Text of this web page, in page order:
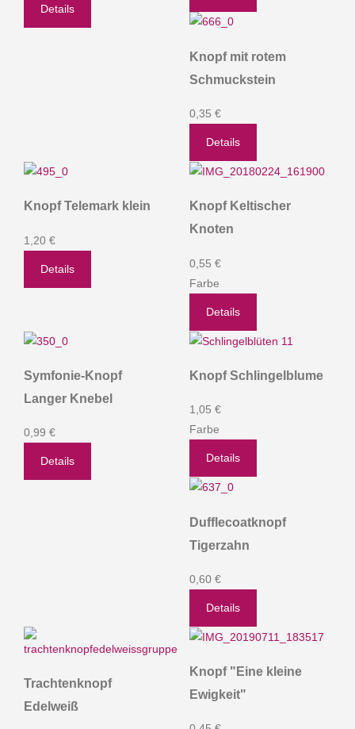
Details
Knopf mit rotem
Schmuckstein
0,35 €
Details
Knopf Telemark klein
1,20 €
Details
Knopf Keltischer
Knoten
0,55 €
Farbe
Details
Symfonie-Knopf
Langer Knebel
0,99 €
Details
Knopf Schlingelblume
1,05 €
Farbe
Details
Dufflecoatknopf
Tigerzahn
0,60 €
Details
Trachtenknopf
Edelweiß
Knopf "Eine kleine
Ewigkeit"